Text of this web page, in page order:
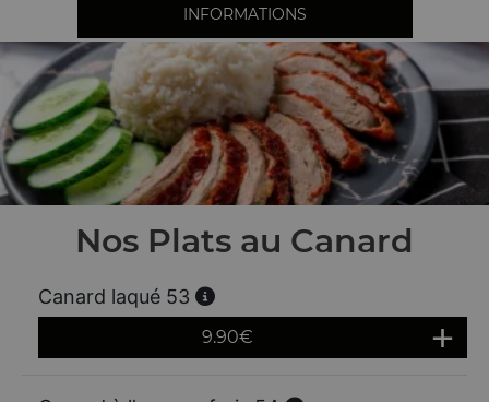
INFORMATIONS
Nos Plats au Canard
Canard laqué 53
9.90€